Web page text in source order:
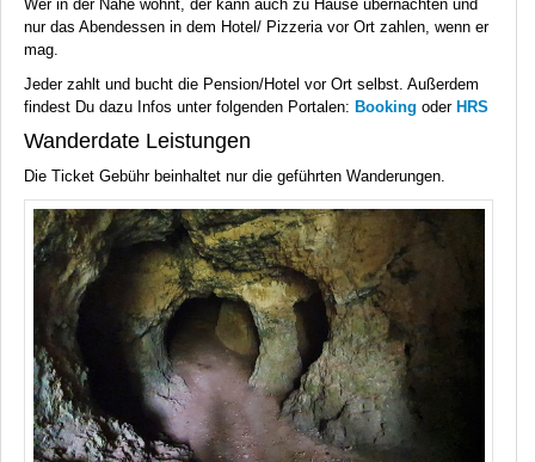
Wer in der Nähe wohnt, der kann auch zu Hause übernachten und
nur das Abendessen in dem Hotel/ Pizzeria vor Ort zahlen, wenn er
mag.
Jeder zahlt und bucht die Pension/Hotel vor Ort selbst. Außerdem
findest Du dazu Infos unter folgenden Portalen: Booking oder HRS
Wanderdate Leistungen
Die Ticket Gebühr beinhaltet nur die geführten Wanderungen.